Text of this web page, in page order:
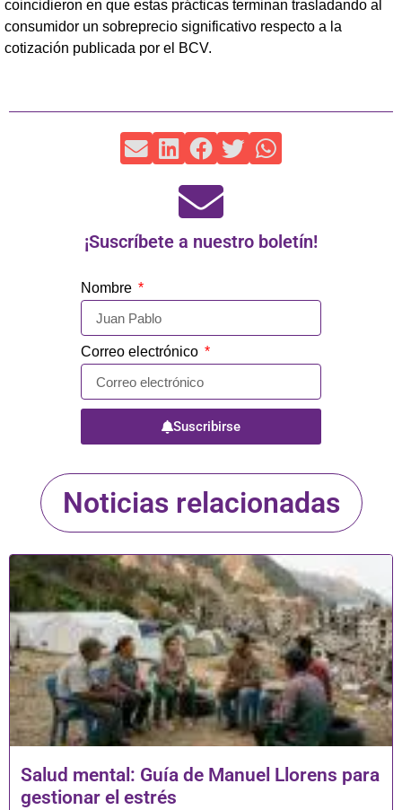
coincidieron en que estas prácticas terminan trasladando al
consumidor un sobreprecio significativo respecto a la
cotización publicada por el BCV.
¡Suscríbete a nuestro boletín!
Nombre
Correo electrónico
Suscribirse
Noticias relacionadas
Salud mental: Guía de Manuel Llorens para
gestionar el estrés